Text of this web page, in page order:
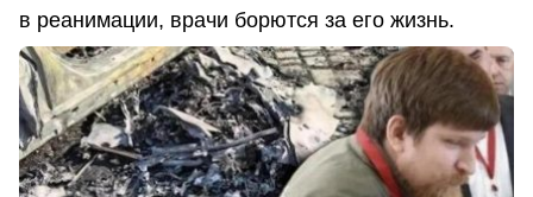
в реанимации, врачи борются за его жизнь.